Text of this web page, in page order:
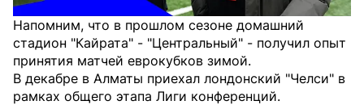
Напомним, что в прошлом сезоне домашний
стадион "Кайрата" - "Центральный" - получил опыт
принятия матчей еврокубков зимой.
В декабре в Алматы приехал лондонский "Челси" в
рамках общего этапа Лиги конференций.